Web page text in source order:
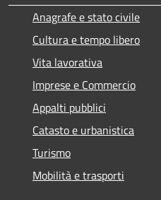
Anagrafe e stato civile
Cultura e tempo libero
Vita lavorativa
Imprese e Commercio
Appalti pubblici
Catasto e urbanistica
Turismo
Mobilità e trasporti